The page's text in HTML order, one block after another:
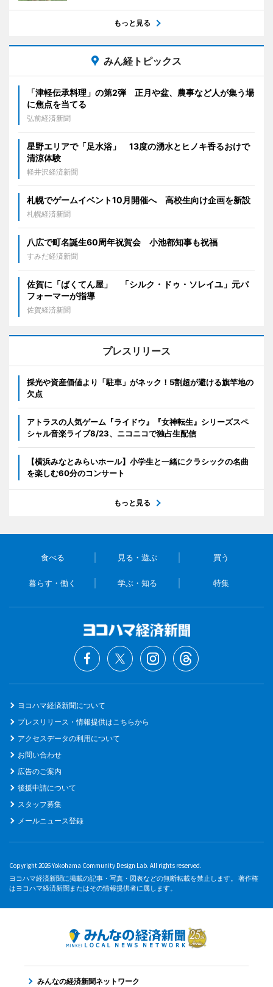
もっと見る
みん経トピックス
「津軽伝承料理」の第2弾 正月や盆、農事など人が集う場
に焦点を当てる
弘前経済新聞
星野エリアで「足水浴」 13度の湧水とヒノキ香るおけで
清涼体験
軽井沢経済新聞
札幌でゲームイベント10月開催へ 高校生向け企画を新設
札幌経済新聞
八広で町名誕生60周年祝賀会 小池都知事も祝福
すみだ経済新聞
佐賀に「ばくてん屋」 「シルク・ドゥ・ソレイユ」元パ
フォーマーが指導
佐賀経済新聞
プレスリリース
採光や資産価値より「駐車」がネック！5割超が避ける旗竿地の
欠点
アトラスの人気ゲーム『ライドウ』『女神転生』シリーズスペ
シャル音楽ライブ8/23、ニコニコで独占生配信
【横浜みなとみらいホール】小学生と一緒にクラシックの名曲
を楽しむ60分のコンサート
もっと見る
食べる 見る・遊ぶ 買う
暮らす・働く 学ぶ・知る 特集
ヨコハマ経済新聞について
プレスリリース・情報提供はこちらから
アクセスデータの利用について
お問い合わせ
広告のご案内
後援申請について
スタッフ募集
メールニュース登録
Copyright 2026 Yokohama Community Design Lab. All rights reserved.
ヨコハマ経済新聞に掲載の記事・写真・図表などの無断転載を禁止します。 著作権
はヨコハマ経済新聞またはその情報提供者に属します。
みんなの経済新聞ネットワーク